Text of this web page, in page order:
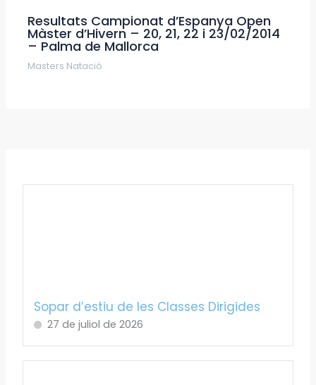
Resultats Campionat d’Espanya Open
Màster d’Hivern – 20, 21, 22 i 23/02/2014
– Palma de Mallorca
Masters Natació
Sopar d’estiu de les Classes Dirigides
27 de juliol de 2026